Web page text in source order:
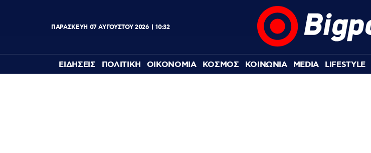
ΠΑΡΑΣΚΕΥΗ 07 ΑΥΓΟΥΣΤΟΥ 2026 10:32
ΕΙΔΗΣΕΙΣ ΠΟΛΙΤΙΚΗ ΟΙΚΟΝΟΜΙΑ ΚΟΣΜΟΣ ΚΟΙΝΩΝΙΑ MEDIA LIFESTYLE